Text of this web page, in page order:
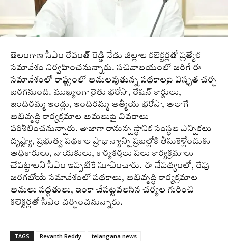
తెలంగాణ సీఎం రేవంత్ రెడ్డి నేడు జిల్లాల కలెక్టర్లతో ప్రత్యేక
సమావేశం నిర్వహించనున్నారు. సచివాలయంలో జరిగే ఈ
సమావేశంలో రాష్ట్రంలో అమలవుతున్న పథకాలపై విస్తృత చర్చ
జరగనుంది. ముఖ్యంగా రైతు భరోసా, రేషన్ కార్డులు,
ఇందిరమ్మ ఇండ్లు, ఇందిరమ్మ ఆత్మీయ భరోసా, అలాగే
అభివృద్ధి కార్యక్రమాల అమలుపై వివరాలు
పరిశీలించనున్నారు. తాజాగా రానున్న స్థానిక సంస్థల ఎన్నికలు
దృష్ట్యా, ప్రభుత్వ పథకాల ప్రాధాన్యాన్ని ప్రజల్లోకి తీసుకెళ్లేందుకు
అధికారులు, నాయకులు, కార్యకర్తలు పలు కార్యక్రమాలు
చేపట్టాలని సీఎం ఇప్పటికే సూచించారు. ఈ నేపథ్యంలో, రేపు
జరగబోయే సమావేశంలో పథకాలు, అభివృద్ధి కార్యక్రమాల
అమలు పద్ధతులు, ఇంకా చేపట్టవలసిన చర్యల గురించి
కలెక్టర్లతో సీఎం చర్చించనున్నారు.
TAGS Revanth Reddy telangana news